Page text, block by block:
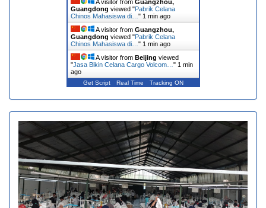
A visitor from Guangzhou,
Guangdong viewed "Pabrik Celana
Chinos Mahasiswa di… " 1 min ago
A visitor from Guangzhou,
Guangdong viewed "Pabrik Celana
Chinos Mahasiswa di… " 1 min ago
A visitor from Beijing viewed
"Jasa Bikin Celana Cargo Volcom… " 1 min
ago
Get Script Real Time Tracking ON